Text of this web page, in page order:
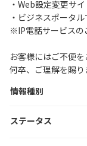
・Web設定変更サ
・ビジネスポータ
※IP電話サービスの
お客様にはご不便を
何卒、ご理解を賜り
情報種別
ステータス